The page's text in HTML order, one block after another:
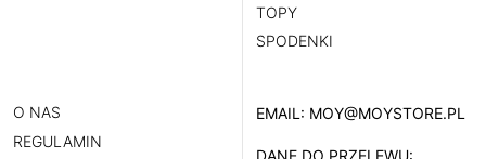
TOPY
SPODENKI
O NAS
REGULAMIN
EMAIL: MOY@MOYSTORE.PL
DANE DO PRZELEWU: